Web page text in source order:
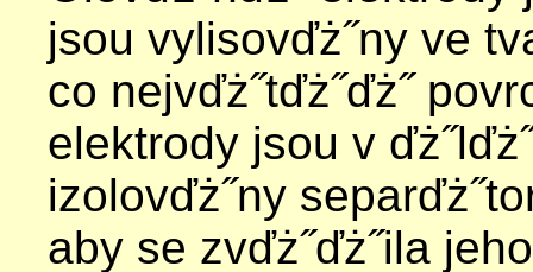
jsou vylisovďż˝ny ve
co nejvďż˝tďż˝ďż˝
elektrody jsou v
izolovďż˝ny
aby se zvďż˝ďż˝ila